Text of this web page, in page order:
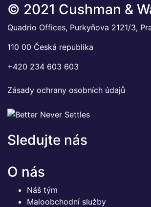
© 2021 Cushman &
Quadrio Offices, Purkyňova 2121/3,
110 00 Česká republika
+420 234 603 603
Zásady ochrany osobních údajů
Sledujte nás
O nás
Náš tým
Maloobchodní služby